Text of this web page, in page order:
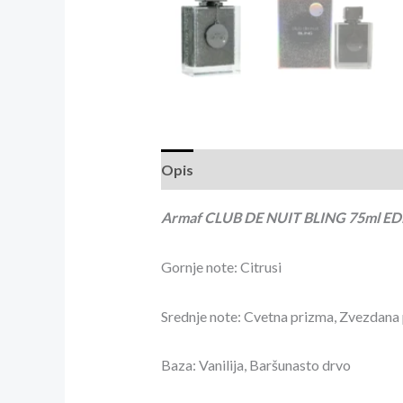
Opis
Armaf CLUB DE NUIT BLING 75ml
Gornje note: Citrusi
Srednje note: Cvetna prizma, Zvezdana
Baza: Vanilija, Baršunasto drvo